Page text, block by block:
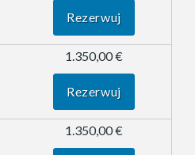
Rezerwuj
1.350,00 €
Rezerwuj
1.350,00 €